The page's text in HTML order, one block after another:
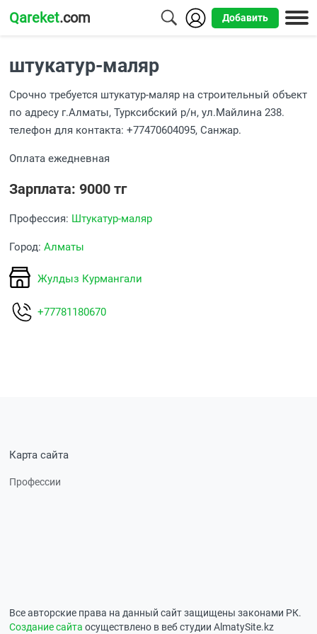
Qareket.com Добавить
Алматы
Астана
Шымкент
Каменогорск
штукатур-маляр
Срочно требуется штукатур-маляр на строительный объект
по адресу г.Алматы, Турксибский р/н, ул.Майлина 238.
телефон для контакта: +77470604095, Санжар.
Оплата ежедневная
Зарплата: 9000 тг
Профессия: Штукатур-маляр
Город:Алматы
Жулдыз Курмангали
+77781180670
Карта сайта
Профессии
Все авторские права на данный сайт защищены законами РК.
Создание сайта осуществлено в веб студии AlmatySite.kz